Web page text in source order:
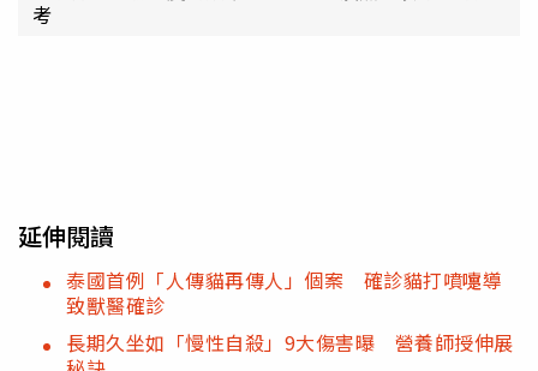
考
延伸閱讀
泰國首例「人傳貓再傳人」個案 確診貓打噴嚏導
致獸醫確診
長期久坐如「慢性自殺」9大傷害曝 營養師授伸展